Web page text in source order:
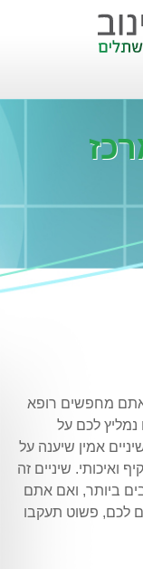
מחפשים רופא
נמליץ לכם על
אמין שיענה על
ואיכותי. שיניים זה
ביותר, ואם אתם
לכם, פשוט תעקבו